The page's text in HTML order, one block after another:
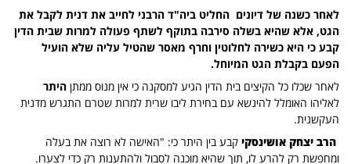
לאחר כשנה של דיונים החליט ביה"ד הרבני לחייב את דנית לקבל את
הגט, אלא שהיא בשלה סירבה בתוקף לשתף פעולה למרות שבית הדין
קבע כי היא כשירה לחלוטין וחרף מאסר שהטיל עליה שלא הועיל
הפעם בקבלת הגט המיוחל.
לאחר שכלו כל הקיצים בית הדין הגיע למסקנה כי אין מנוס ממתן היתר
לאליהו האומלל להינשא עם בחירת ליבו שרית למרות שטרם התגרש מדנית
העקשנית.
הרב יצחק אושינסקי קבע בין היתר כי: "האישה לא רוצה את בעלה
ומחפשת רק להרע לו, תוך שהיא מוכנה לסבול ולהתענות רק כדי לצערו.